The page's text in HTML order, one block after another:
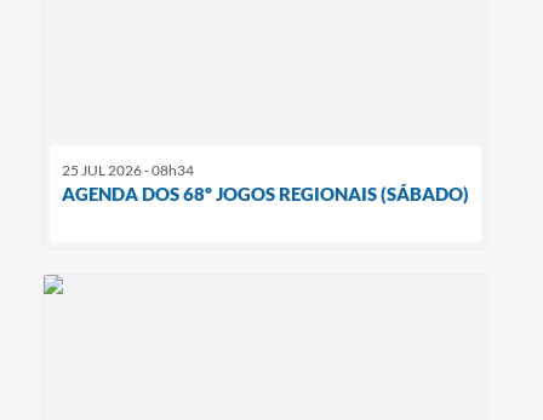
25 JUL 2026 - 08h34
AGENDA DOS 68º JOGOS REGIONAIS (SÁBADO)